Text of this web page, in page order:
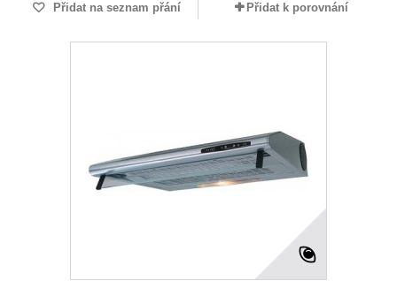
Přidat na seznam přání Přidat k porovnání